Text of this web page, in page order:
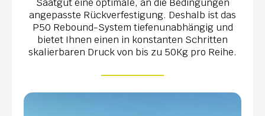
Saatgut eine optimale, an die Bedingungen
angepasste Rückverfestigung. Deshalb ist das
P50 Rebound-System tiefenunabhängig und
bietet Ihnen einen in konstanten Schritten
skalierbaren Druck von bis zu 50Kg pro Reihe.